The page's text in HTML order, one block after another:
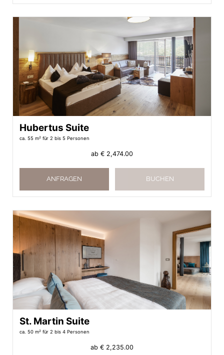
Hubertus Suite
ca. 55 m² für 2 bis 5 Personen
ab € 2,474.00
ANFRAGEN BUCHEN
St. Martin Suite
ca. 50 m² für 2 bis 4 Personen
ab € 2,235.00